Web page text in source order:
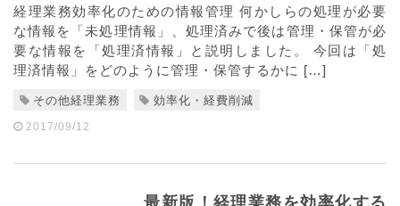
経理業務効率化のための情報管理 何かしらの処理が必要
な情報を「未処理情報」、処理済みで後は管理・保管が必
要な情報を「処理済情報」と説明しました。 今回は「処
理済情報」をどのように管理・保管するかに […]
その他経理業務 効率化・経費削減
2017/09/12